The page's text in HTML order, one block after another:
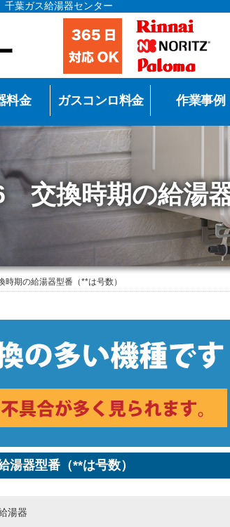
葉ガス給湯器センター
料金 ガスコンロ料金 作業事例
換時期の給湯
期の給湯器型番（**は号数）
器型番（**は号数）
湯器